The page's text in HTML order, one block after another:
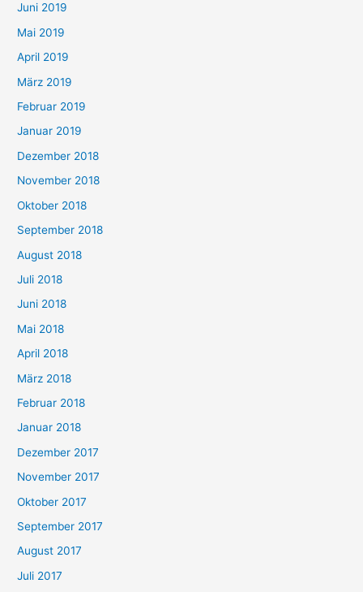
Juni 2019
Mai 2019
April 2019
März 2019
Februar 2019
Januar 2019
Dezember 2018
November 2018
Oktober 2018
September 2018
August 2018
Juli 2018
Juni 2018
Mai 2018
April 2018
März 2018
Februar 2018
Januar 2018
Dezember 2017
November 2017
Oktober 2017
September 2017
August 2017
Juli 2017